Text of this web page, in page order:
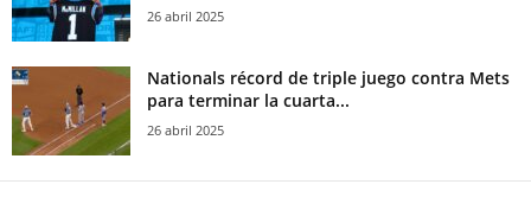
26 abril 2025
Nationals récord de triple juego contra Mets
para terminar la cuarta...
26 abril 2025